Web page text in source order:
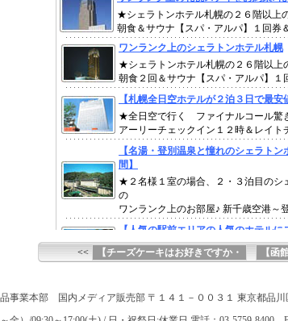
<< 【チーズケーキはお好きですか・ 【函
事業本部 国内メディア販売部 〒１４１－００３１ 東京都品川